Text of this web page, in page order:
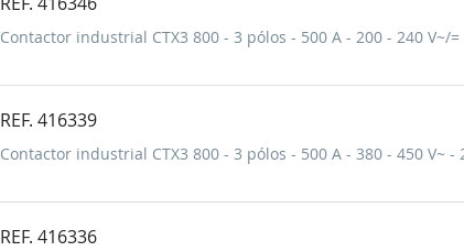
Contactor industrial CTX3 800 - 3 pólos - 500 A - 200 - 240 V~/=
REF. 416339
Contactor industrial CTX3 800 - 3 pólos - 500 A - 380 - 450 V~ -
REF. 416336